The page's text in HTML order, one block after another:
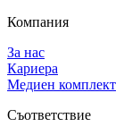
Компания
За нас
Кариера
Медиен комплект
Съответствие